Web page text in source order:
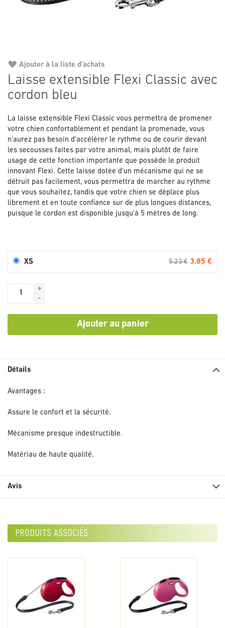
Laisse extensible Flexi Classic avec
cordon bleu
La laisse extensible Flexi Classic vous permettra de promener
votre chien confortablement et pendant la promenade, vous
n'aurez pas besoin d'accélérer le rythme ou de courir devant
les secousses faites par votre animal, mais plutôt de faire
usage de cette fonction importante que possède le produit
innovant Flexi. Cette laisse dotée d'un mécanisme qui ne se
détruit pas facilement, vous permettra de marcher au rythme
que vous souhaitez, tandis que votre chien se déplace plus
librement et en toute confiance sur de plus longues distances,
puisque le cordon est disponible jusqu'à 5 mètres de long.
XS 5.23 € 3.85 €
+
-
Ajouter au panier
Ajouter à la liste d'achats
au
la
Galerie
d’images
Détails
Avantages :
Assure le confort et la sécurité.
Mécanisme presque indestructible.
Matériau de haute qualité.
Avis
produits associés